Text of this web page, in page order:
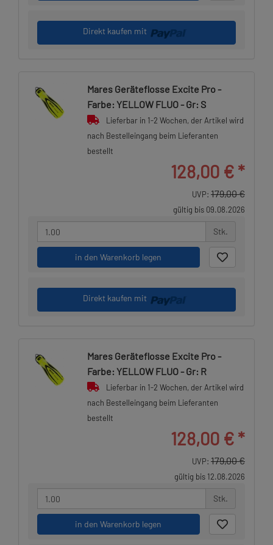
Direkt kaufen mit
Mares Geräteflosse Excite Pro -
Farbe: YELLOW FLUO - Gr: S
Lieferbar in 1-2 Wochen, der Artikel wird
nach Bestelleingang beim Lieferanten
bestellt
128,00 € *
UVP: 179,00 €
gültig bis 09.08.2026
Stk.
in den Warenkorb legen
Direkt kaufen mit
Mares Geräteflosse Excite Pro -
Farbe: YELLOW FLUO - Gr: R
Lieferbar in 1-2 Wochen, der Artikel wird
nach Bestelleingang beim Lieferanten
bestellt
128,00 € *
UVP: 179,00 €
gültig bis 12.08.2026
Stk.
in den Warenkorb legen